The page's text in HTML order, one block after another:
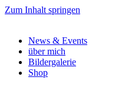
Zum Inhalt springen
News & Events
über mich
Bildergalerie
Shop